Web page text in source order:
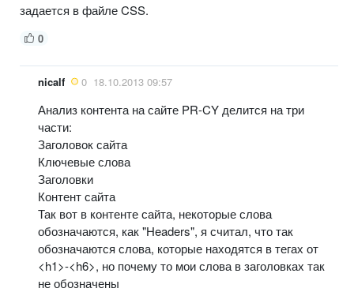
задается в файле CSS.
0
nicalf 0 18.10.2013 09:57
Анализ контента на сайте PR-CY делится на три
части:
Заголовок сайта
Ключевые слова
Заголовки
Контент сайта
Так вот в контенте сайта, некоторые слова
обозначаются, как "Headers", я считал, что так
обозначаются слова, которые находятся в тегах от
<h1>-<h6>, но почему то мои слова в заголовках так
не обозначены